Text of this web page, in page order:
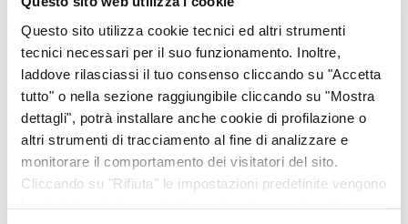
Questo sito utilizza cookie tecnici ed altri strumenti
tecnici necessari per il suo funzionamento. Inoltre,
laddove rilasciassi il tuo consenso cliccando su "Accetta
tutto" o nella sezione raggiungibile cliccando su "Mostra
dettagli", potrà installare anche cookie di profilazione o
altri strumenti di tracciamento al fine di analizzare e
monitorare il comportamento dei visitatori del sito.
Cliccando su "Rifiuta" le impostazioni predefinite vengono
Bomboniera
scatolina
prodotto
ha
più
varianti.
Le
opzioni
Bustina in Juta con
Cuore